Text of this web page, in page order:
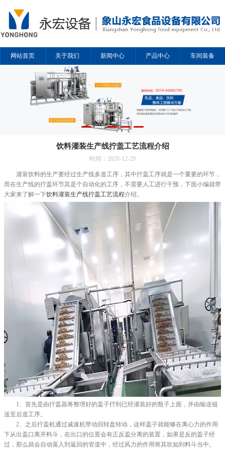
网站首页 关于我们 新闻中心 产品中心 车间装备
合作企业
饮料灌装生产线拧盖工艺流程介绍
时间：2020-12-29
灌装饮料的生产要经过生产线多道工序，其中拧盖工序就是一个重要的环节，
而在生产线的拧盖环节其是个自动化的工序，不需要人工进行干预，下面小编就带
大家来了解一下饮料灌装生产线拧盖工艺流程介绍。
1、首先是由拧盖器将整理好的盖子拧到已经灌装好的瓶子上面，并由输送链
送至后道工序。
2、之后拧盖机通过减速机带动回转盘转动，这样盖子就能够在离心力的作用
下从出盖口离开料斗，在出口的位置会有正反盖分离的装置，如果是反的盖子经
过，那么就会自动落入到返回的管道中，经过风力的作用将其吹如到料斗当中。